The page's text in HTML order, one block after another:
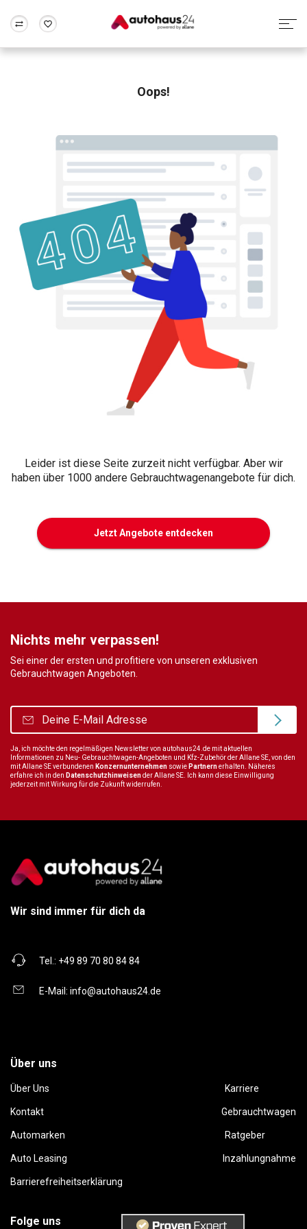
Rund um die Inzahlungnahme
Oops!
Leider ist diese Seite zurzeit nicht verfügbar. Aber wir
haben über 1000 andere Gebrauchtwagenangebote für dich.
Jetzt Angebote entdecken
Nichts mehr verpassen!
Sei einer der ersten und profitiere von unseren exklusiven
Gebrauchtwagen Angeboten.
Ja, ich möchte den regelmäßigen Newsletter von autohaus24.de mit aktuellen
Informationen zu Neu- Gebrauchtwagen-Angeboten und Kfz-Zubehör der Allane SE, von den
mit Allane SE verbundenen Konzernunternehmen sowie Partnernerhalten. Näheres
erfahre ich in den Datenschutzhinweisender Allane SE. Ich kann diese Einwilligung
jederzeit mit Wirkung für die Zukunft widerrufen.
Wir sind immer für dich da
Tel.: +49 89 70 80 84 84
E-Mail: info@autohaus24.de
Über uns
Über Uns Karriere
Kontakt Gebrauchtwagen
Automarken Ratgeber
Auto Leasing Inzahlungnahme
Barrierefreiheitserklärung
Folge uns